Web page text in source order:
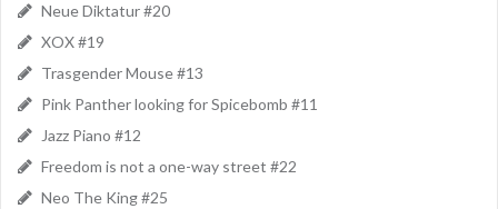
Neue Diktatur #20
XOX #19
Trasgender Mouse #13
Pink Panther looking for Spicebomb #11
Jazz Piano #12
Freedom is not a one-way street #22
Neo The King #25